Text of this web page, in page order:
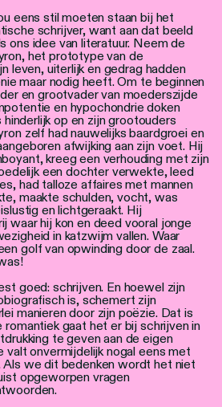
eens stil moeten staan bij het
schrijver, want aan dat beeld
ons idee van literatuur. Neem de
het prototype van de
leven, uiterlijk en gedrag hadden
maar nodig heeft. Om te beginnen
en grootvader van moederszijde
en hypochondrie doken
op en zijn grootouders
zelf had nauwelijks baardgroei en
afwijking aan zijn voet. Hij
kreeg een verhouding met zijn
een dochter verwekte, leed
had talloze affaires met mannen
maakte schulden, vocht, was
en lichtgeraakt. Hij
waar hij kon en deed vooral jonge
in katzwijm vallen. Waar
golf van opwinding door de zaal.
goed: schrijven. En hoewel zijn
is, schemert zijn
manieren door zijn poëzie. Dat is
gaat het er bij schrijven in
te geven aan de eigen
valt onvermijdelijk nogal eens met
Als we dit bedenken wordt het niet
opgeworpen vragen